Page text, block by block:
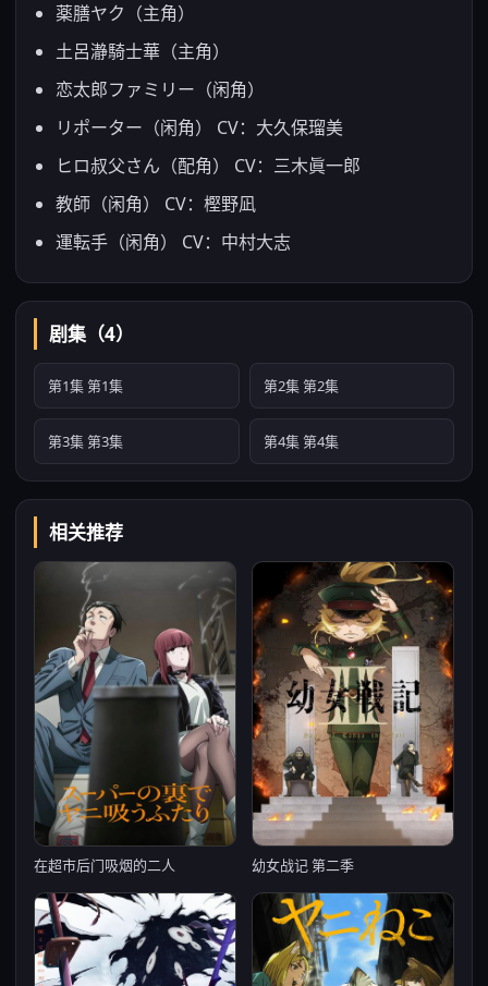
薬膳ヤク（主角）
土呂瀞騎士華（主角）
恋太郎ファミリー（闲角）
リポーター（闲角） CV：大久保瑠美
ヒロ叔父さん（配角） CV：三木眞一郎
教師（闲角） CV：樫野凪
運転手（闲角） CV：中村大志
剧集（4）
第1集 第1集 第2集 第2集
第3集 第3集 第4集 第4集
相关推荐
在超市后门吸烟的二人 幼女战记 第二季